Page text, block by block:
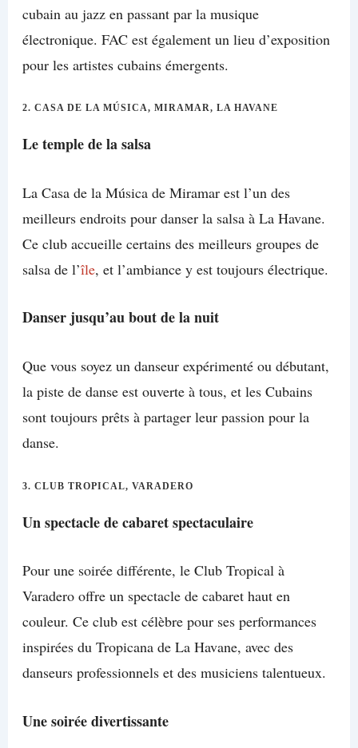
cubain au jazz en passant par la musique
électronique. FAC est également un lieu d’exposition
pour les artistes cubains émergents.
2. CASA DE LA MÚSICA, MIRAMAR, LA HAVANE
Le temple de la salsa
La Casa de la Música de Miramar est l’un des
meilleurs endroits pour danser la salsa à La Havane.
Ce club accueille certains des meilleurs groupes de
salsa de l’île, et l’ambiance y est toujours électrique.
Danser jusqu’au bout de la nuit
Que vous soyez un danseur expérimenté ou débutant,
la piste de danse est ouverte à tous, et les Cubains
sont toujours prêts à partager leur passion pour la
danse.
3. CLUB TROPICAL, VARADERO
Un spectacle de cabaret spectaculaire
Pour une soirée différente, le Club Tropical à
Varadero offre un spectacle de cabaret haut en
couleur. Ce club est célèbre pour ses performances
inspirées du Tropicana de La Havane, avec des
danseurs professionnels et des musiciens talentueux.
Une soirée divertissante